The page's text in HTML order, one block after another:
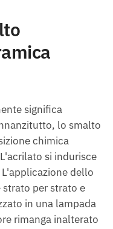
significa
lo smalto
chimica
si indurisce
dello
per strato e
in una lampada
rimanga inalterato